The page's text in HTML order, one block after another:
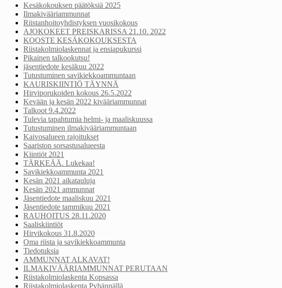
Kesäkokouksen päätöksiä 2025
Ilmakivääriammunnat
Riistanhoitoyhdistyksen vuosikokous
AJOKOKEET PREISKARISSA 21.10. 2022
KOOSTE KESÄKOKOUKSESTA
Riistakolmiolaskennat ja ensiapukurssi
Pikainen talkookutsu!
jäsentiedote kesäkuu 2022
Tutustuminen savikiekkoammuntaan
KAURISKIINTIÖ TÄYNNÄ
Hirviporukoiden kokous 26.5.2022
Kevään ja kesän 2022 kivääriammunnat
Talkoot 9.4.2022
Tulevia tapahtumia helmi- ja maaliskuussa
Tutustuminen ilmakivääriammuntaan
Kaivosalueen rajoitukset
Saariston sorsastusalueesta
Kiintiöt 2021
TÄRKEÄÄ. Lukekaa!
Savikiekkoammunta 2021
Kesän 2021 aikatauluja
Kesän 2021 ammunnat
Jäsentiedote maaliskuu 2021
Jäsentiedote tammikuu 2021
RAUHOITUS 28.11.2020
Saaliskiintiöt
Hirvikokous 31.8.2020
Oma riista ja savikiekkoammunta
Tiedotuksia
AMMUNNAT ALKAVAT!
ILMAKIVÄÄRIAMMUNNAT PERUTAAN
Riistakolmiolaskenta Kopsassa
Riistakolmiolaskenta Pyhännällä